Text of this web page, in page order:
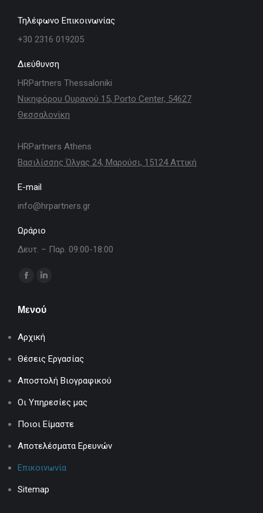
Τηλέφωνο Επικοινωνίας
+30 2316 019205
Διεύθυνση
HRPartners Thessaloniki
Νικηφόρου Ουρανού 15, Porto Center, 54627
Θεσσαλονίκη
HRPartners Athens
Βασιλίσσης Όλγας 24, Μαρούσι, 15124 Αττική
E-mail
info@hrpartners.gr
Ωράριο
Δευτ. – Παρ. 09:00-18:00
Find us on:
Facebook
opens
new
window
opens
new
window
Μενού
Αρχική
Θέσεις Εργασίας
Αποστολή Βιογραφικού
Οι Υπηρεσίες μας
Ποιοι Είμαστε
Αποτελέσματα Ερευνών
Επικοινωνία
Sitemap